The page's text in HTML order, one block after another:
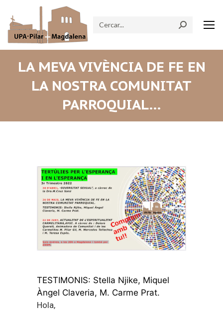
Search:
LA MEVA VIVÈNCIA DE FE EN
LA NOSTRA COMUNITAT
PARROQUIAL…
TESTIMONIS: Stella Njike, Miquel
Àngel Claveria, M. Carme Prat.
Hola,